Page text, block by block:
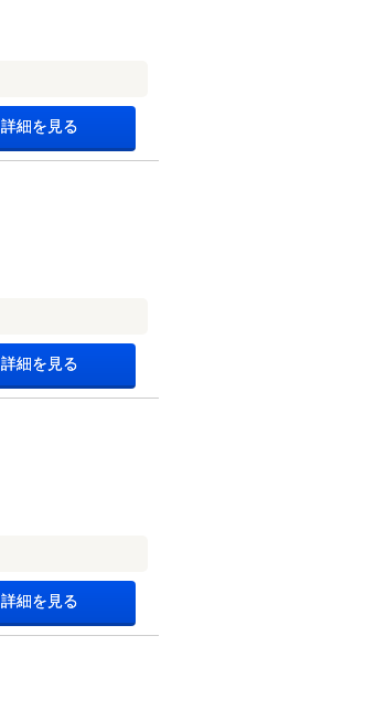
詳細を見る
詳細を見る
詳細を見る